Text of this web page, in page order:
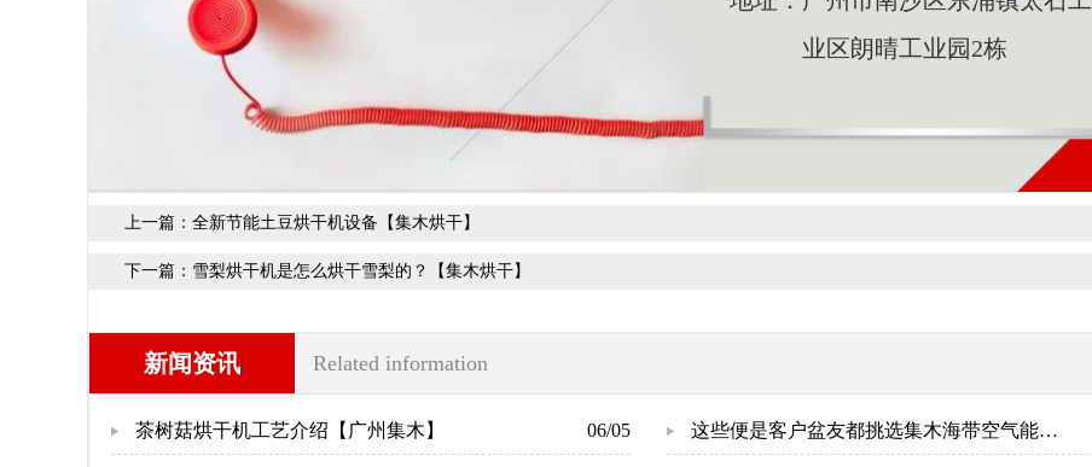
业区朗晴工业园2栋
上一篇： 全新节能土豆烘干机设备【集木烘干】
下一篇： 雪梨烘干机是怎么烘干雪梨的？【集木烘干】
新闻资讯 Related information
茶树菇烘干机工艺介绍【广州集木】 06/05 这些便是客户盆友都挑选集木海带空气能热